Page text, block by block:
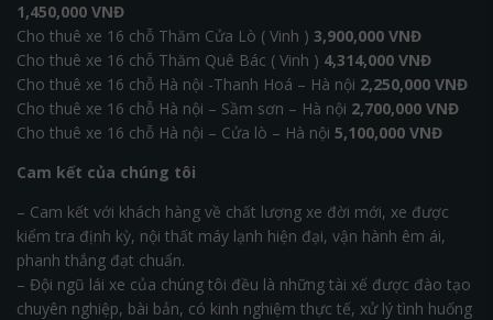
1,450,000 VNĐ
Cho thuê xe 16 chỗ Thăm Cửa Lò ( Vinh ) 3,900,000 VNĐ
Cho thuê xe 16 chỗ Thăm Quê Bác ( Vinh ) 4,314,000 VNĐ
Cho thuê xe 16 chỗ Hà nội -Thanh Hoá – Hà nội 2,250,000 VNĐ
Cho thuê xe 16 chỗ Hà nội – Sầm sơn – Hà nội 2,700,000 VNĐ
Cho thuê xe 16 chỗ Hà nội – Cửa lò – Hà nội 5,100,000 VNĐ
Cam kết của chúng tôi
– Cam kết với khách hàng về chất lượng xe đời mới, xe được
kiểm tra định kỳ, nội thất máy lạnh hiện đại, vận hành êm ái,
phanh thắng đạt chuẩn.
– Đội ngũ lái xe của chúng tôi đều là những tài xế được đào tạo
chuyên nghiệp, bài bản, có kinh nghiệm thực tế, xử lý tình huống